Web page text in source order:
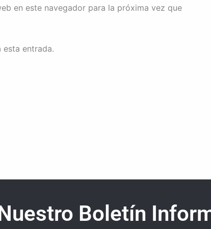
en este navegador para la próxima vez que
esta entrada.
Boletín